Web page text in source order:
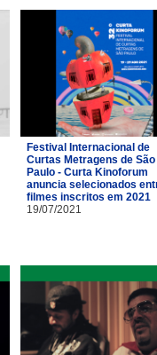
Festival Internacional de
Curtas Metragens de São
Paulo - Curta Kinoforum
anuncia selecionados
filmes inscritos em 2021
19/07/2021